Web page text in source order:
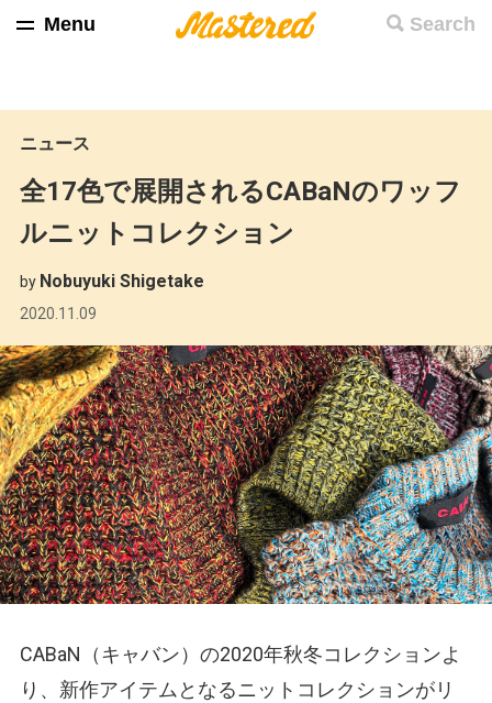
Search
Menu
ニュース
全17色で展開されるCABaNのワッフ
ルニットコレクション
by Nobuyuki Shigetake
2020.11.09
CABaN（キャバン）の2020年秋冬コレクションよ
り、新作アイテムとなるニットコレクションがリ